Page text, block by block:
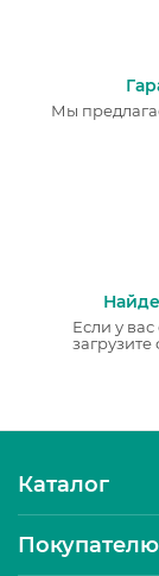
Мы
Если у вас
Каталог
Покупателю